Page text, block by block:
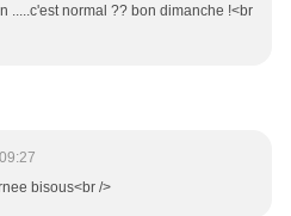
.....c'est normal ?? bon dimanche !<br
bisous<br />